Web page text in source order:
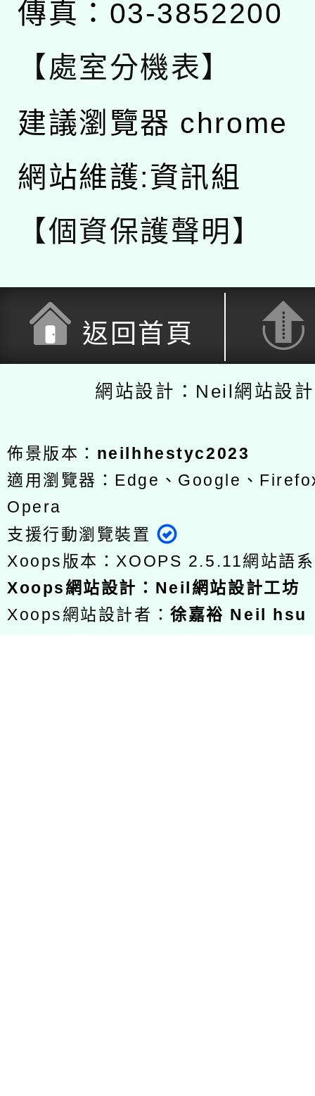
傳真：03-3852200
【處室分機表】
建議瀏覽器 chrome
網站維護:資訊組
【個資保護聲明】
返回首頁
網站設計：Neil網站設
佈景版本： neilhhestyc2023
適用瀏覽器：Edge、Google、
Opera
支援行動瀏覽裝置
Xoops版本： XOOPS 2.5.11網站語
Xoops網站設計 ： Neil網站設計工坊
Xoops網站設計者：徐嘉裕 Neil hsu